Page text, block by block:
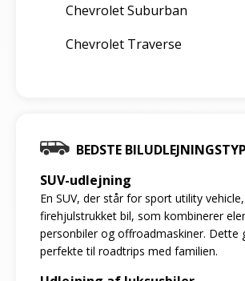
Chevrolet Suburban
Chevrolet Traverse
BEDSTE
SUV-udlejning
En SUV, der står for sport utility
firehjulstrukket bil, som kombinerer
personbiler og offroadmaskiner. Dette
perfekte til roadtrips med familien.